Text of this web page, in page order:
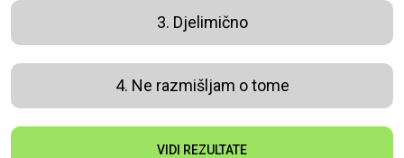
3. Djelimično
4. Ne razmišljam o tome
VIDI REZULTATE